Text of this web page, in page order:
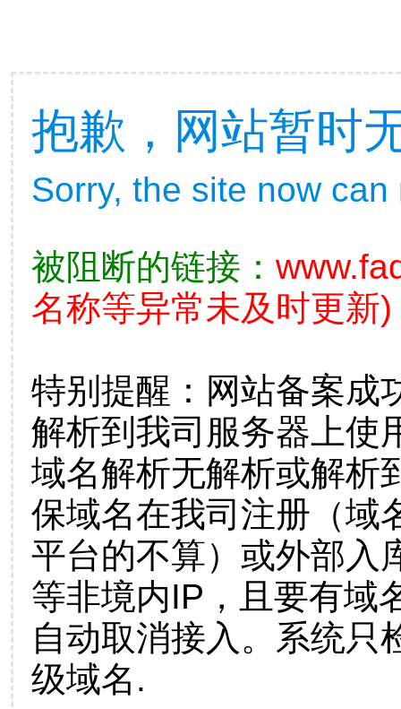
抱歉，网站暂时
Sorry, the site now
被阻断的链接：
名称等异常未及时更新)
特别提醒：网站备案成
解析到我司服务器上使
域名解析无解析或解析
保域名在我司注册（域
平台的不算）或外部入
等非境内IP，且要有域
自动取消接入。系统只
级域名.